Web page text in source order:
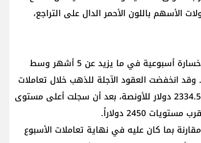
الأسهم باللون الأحمر الدال على التراجع،
حققت أسعار الذهب مع نهاية تداولات هذا الأسبوع أكبر خسارة أسبوعية في ما يزيد عن 5 أشهر وسط
انخفضت العقود الآجلة للذهب خلال تعاملات
الجلسة الأخيرة للأسبوع الحالي بنحو 0.12 في المئة إلى 2334.5 دولار للأونصة، بعد أن سجلت أعلى مستوى
2450 دولاراً.
الأسبوع بنحو 3.43 في المئة مقارنة بما كان عليه في نهاية تعاملات الأسبوع